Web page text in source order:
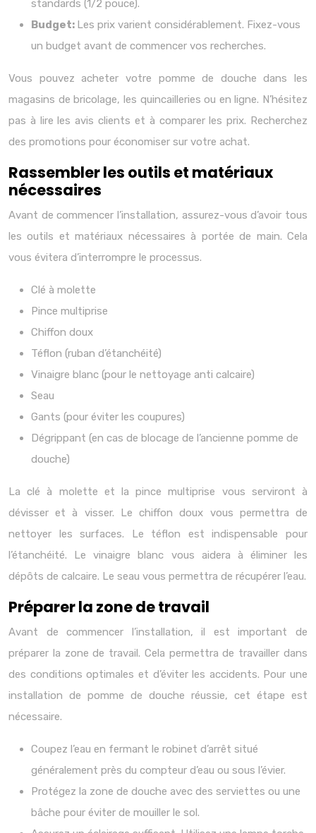
standards (1/2 pouce).
Budget: Les prix varient considérablement. Fixez-vous
un budget avant de commencer vos recherches.
Vous pouvez acheter votre pomme de douche dans les
magasins de bricolage, les quincailleries ou en ligne. N’hésitez
pas à lire les avis clients et à comparer les prix. Recherchez
des promotions pour économiser sur votre achat.
Rassembler les outils et matériaux
nécessaires
Avant de commencer l’installation, assurez-vous d’avoir tous
les outils et matériaux nécessaires à portée de main. Cela
vous évitera d’interrompre le processus.
Clé à molette
Pince multiprise
Chiffon doux
Téflon (ruban d’étanchéité)
Vinaigre blanc (pour le nettoyage anti calcaire)
Seau
Gants (pour éviter les coupures)
Dégrippant (en cas de blocage de l’ancienne pomme de
douche)
La clé à molette et la pince multiprise vous serviront à
dévisser et à visser. Le chiffon doux vous permettra de
nettoyer les surfaces. Le téflon est indispensable pour
l’étanchéité. Le vinaigre blanc vous aidera à éliminer les
dépôts de calcaire. Le seau vous permettra de récupérer l’eau.
Préparer la zone de travail
Avant de commencer l’installation, il est important de
préparer la zone de travail. Cela permettra de travailler dans
des conditions optimales et d’éviter les accidents. Pour une
installation de pomme de douche réussie, cet étape est
nécessaire.
Coupez l’eau en fermant le robinet d’arrêt situé
généralement près du compteur d’eau ou sous l’évier.
Protégez la zone de douche avec des serviettes ou une
bâche pour éviter de mouiller le sol.